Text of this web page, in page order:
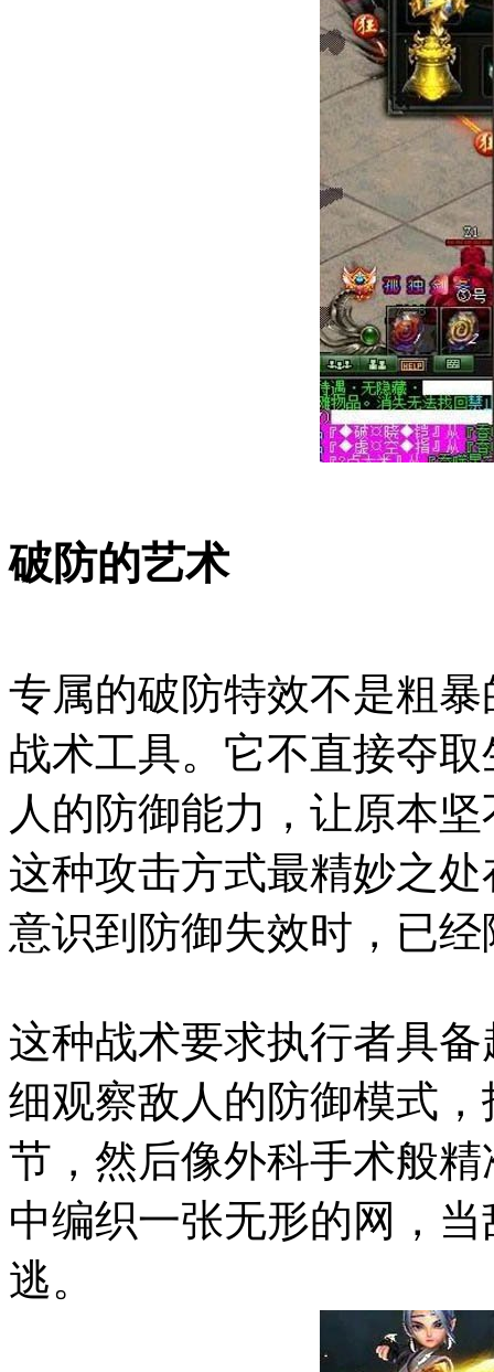
破防的艺术
专属的破防特效不是粗
战术工具。它不直接夺
人的防御能力，让原本
这种攻击方式最精妙之
意识到防御失效时，已
这种战术要求执行者具
细观察敌人的防御模式
节，然后像外科手术般
中编织一张无形的网，
逃。